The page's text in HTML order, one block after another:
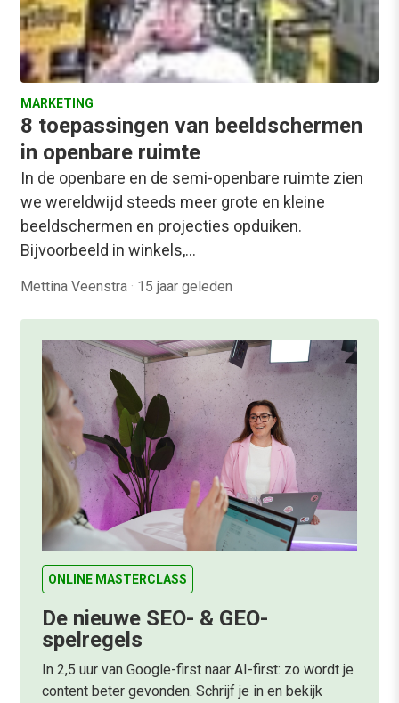
MARKETING
8 toepassingen van beeldschermen
in openbare ruimte
In de openbare en de semi-openbare ruimte zien
we wereldwijd steeds meer grote en kleine
beeldschermen en projecties opduiken.
Bijvoorbeeld in winkels,…
Mettina Veenstra · 15 jaar geleden
ONLINE MASTERCLASS
De nieuwe SEO- & GEO-
spelregels
In 2,5 uur van Google-first naar AI-first: zo wordt je
content beter gevonden. Schrijf je in en bekijk